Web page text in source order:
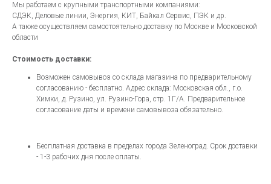
Мы работаем с крупными транспортными компаниями:
СДЭК, Деловые линии, Энергия, КИТ, Байкал Сервис, ПЭК и др.
А также осуществляем самостоятельно доставку по Москве и Московской
области
Стоимость доставки:
Возможен самовывоз со склада магазина по предварительному
согласованию - бесплатно. Адрес склада: Московская обл., г.о.
Химки, д. Рузино, ул. Рузино-Гора, стр. 1Г/А. Предварительное
согласование даты и времени самовывоза обязательно.
Бесплатная доставка в пределах города Зеленоград. Срок доставки
- 1-3 рабочих дня после оплаты.